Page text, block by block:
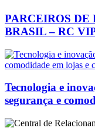
PARCEIROS DE
BRASIL – RC
Tecnologia e
segurança e